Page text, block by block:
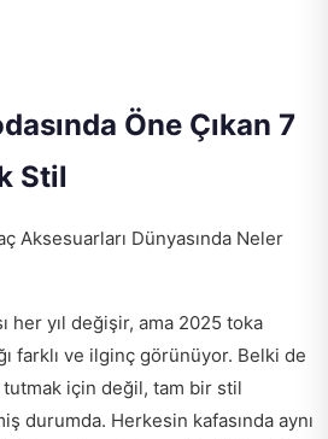
Öne Çıkan 7
Stil
Aksesuarları Dünyasında Neler
her yıl değişir, ama 2025 toka
farklı ve ilginç görünüyor. Belki de
tutmak için değil, tam bir stil
durumda. Herkesin kafasında aynı